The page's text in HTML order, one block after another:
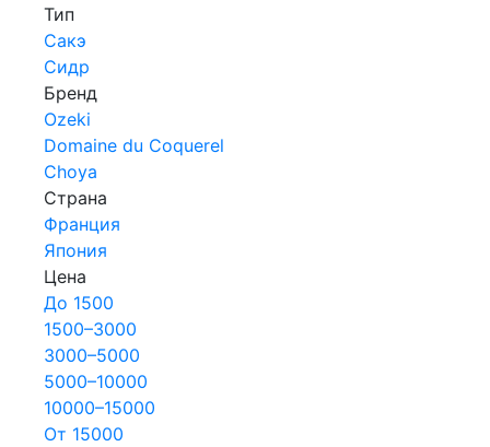
Тип
Сакэ
Сидр
Бренд
Ozeki
Domaine du Coquerel
Choya
Страна
Франция
Япония
Цена
До 1500
1500–3000
3000–5000
5000–10000
10000–15000
От 15000